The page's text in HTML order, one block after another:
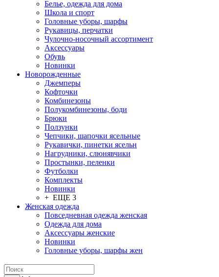
Белье, одежда для дома
Школа и спорт
Головные уборы, шарфы
Рукавицы, перчатки
Чулочно-носочный ассортимент
Аксессуары
Обувь
Новинки
Новорожденные
Джемперы
Кофточки
Комбинезоны
Полукомбинезоны, боди
Брюки
Ползунки
Чепчики, шапочки ясельные
Рукавички, пинетки ясельн
Нагрудники, слюнявчики
Простынки, пеленки
Футболки
Комплекты
Новинки
+ ЕЩЕ 3
Женская одежда
Повседневная одежда женская
Одежда для дома
Аксессуары женские
Новинки
Головные уборы, шарфы жен